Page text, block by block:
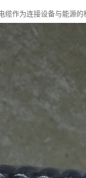
缆作为连接设备与能源的